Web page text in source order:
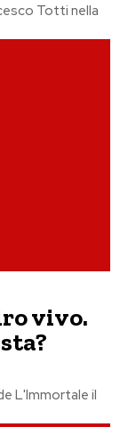
Totti nella
vivo.
L'Immortale il